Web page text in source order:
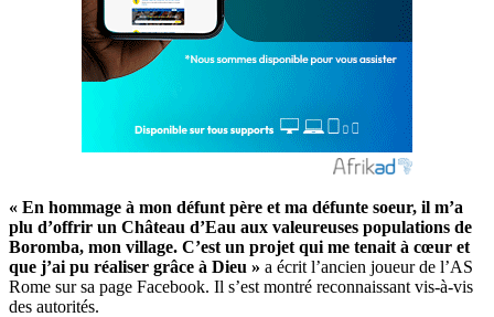
« En hommage à mon défunt père et ma défunte soeur, il m’a
plu d’offrir un Château d’Eau aux valeureuses populations de
Boromba, mon village. C’est un projet qui me tenait à cœur et
que j’ai pu réaliser grâce à Dieu » a écrit l’ancien joueur de l’AS
Rome sur sa page Facebook. Il s’est montré reconnaissant vis-à-vis
des autorités.